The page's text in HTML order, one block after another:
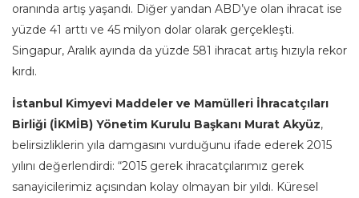
oranında artış yaşandı. Diğer yandan ABD’ye olan ihracat ise
yüzde 41 arttı ve 45 milyon dolar olarak gerçekleşti.
Singapur, Aralık ayında da yüzde 581 ihracat artış hızıyla rekor
kırdı.
İstanbul Kimyevi Maddeler ve Mamülleri İhracatçıları
Birliği (İKMİB) Yönetim Kurulu Başkanı Murat Akyüz,
belirsizliklerin yıla damgasını vurduğunu ifade ederek 2015
yılını değerlendirdi: “2015 gerek ihracatçılarımız gerek
sanayicilerimiz açısından kolay olmayan bir yıldı. Küresel